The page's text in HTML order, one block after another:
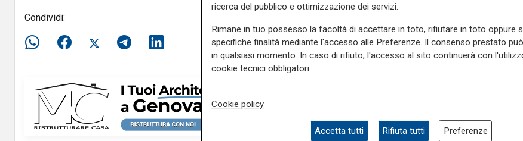
Condividi:
10-1
ricerca del pubblico e ottimizzazione dei servizi.
Rimane in tuo possesso la facoltà di accettare in toto, rifiutare in toto oppure
specifiche finalità mediante l'accesso alle Preferenze. Il consenso prestato
in qualsiasi momento. In caso di rifiuto, l'accesso al sito continuerà con
cookie tecnici obbligatori.
Cookie policy
Accetta tutti Rifiuta tutti Preferenze